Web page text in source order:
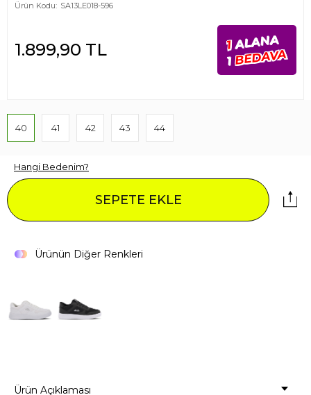
Ürün Kodu: SA13LE018-596
1.899,90 TL 1 ALANA
1BEDAVA
40 41 42 43 44
Hangi Bedenim?
SEPETE EKLE
Ürünün Diğer Renkleri
Ürün Açıklaması